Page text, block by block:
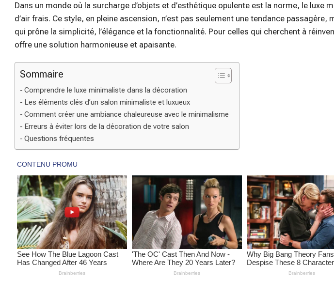
Dans un monde où la surcharge d’objets et d’esthétique opulente est la norme, le luxe
d’air frais. Ce style, en pleine ascension, n’est pas seulement une tendance passagère,
qui prône la simplicité, l’élégance et la fonctionnalité. Pour celles qui cherchent à
offre une solution harmonieuse et apaisante.
Sommaire
Comprendre le luxe minimaliste dans la décoration
Les éléments clés d’un salon minimaliste et luxueux
Comment créer une ambiance chaleureuse avec le minimalisme
Erreurs à éviter lors de la décoration de votre salon
Questions fréquentes